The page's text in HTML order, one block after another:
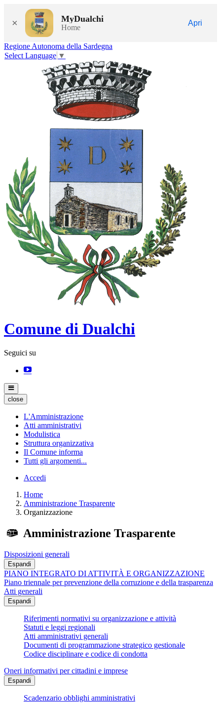
× MyDualchi
Home
Apri
Regione Autonoma della Sardegna
Select Language ▼
Comune di Dualchi
Seguici su
close
L'Amministrazione
Atti amministrativi
Modulistica
Struttura organizzativa
Il Comune informa
Tutti gli argomenti...
Accedi
Home
Amministrazione Trasparente
Organizzazione
Amministrazione Trasparente
Disposizioni generali
Espandi
PIANO INTEGRATO DI ATTIVITÀ E ORGANIZZAZIONE
Piano triennale per prevenzione della corruzione e della trasparenza
Atti generali
Espandi
Riferimenti normativi su organizzazione e attività
Statuti e leggi regionali
Atti amministrativi generali
Documenti di programmazione strategico gestionale
Codice disciplinare e codice di condotta
Oneri informativi per cittadini e imprese
Espandi
Scadenzario obblighi amministrativi